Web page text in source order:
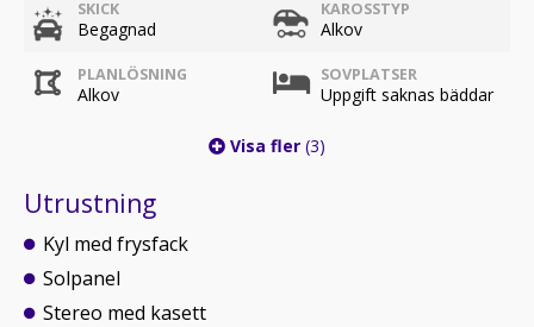
SKICK
Begagnad
KAROSSTYP
Alkov
PLANLÖSNING
Alkov
SOVPLATSER
Uppgift saknas bäddar
Visa fler (3)
Utrustning
Kyl med frysfack
Solpanel
Stereo med kasett